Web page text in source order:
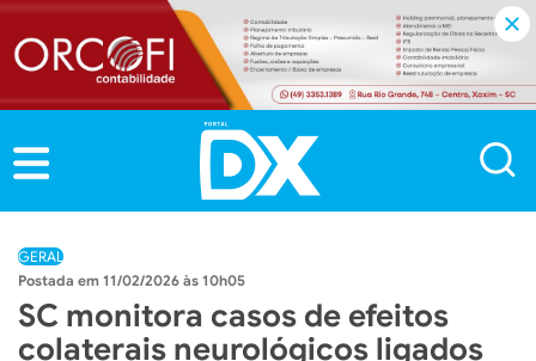
GERAL
11/02/2026 às 10h05
SC monitora casos de efeitos
colaterais neurológicos ligados